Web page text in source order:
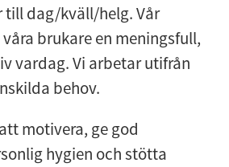
till dag/kväll/helg. Vår
brukare en meningsfull,
vardag. Vi arbetar utifrån
behov.
motivera, ge god
hygien och stötta